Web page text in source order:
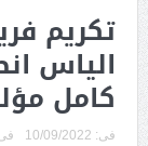
تكريم
الياس
كامل
فى: 10/09/2022